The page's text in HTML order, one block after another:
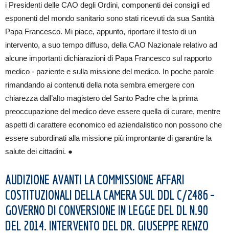
i Presidenti delle CAO degli Ordini, componenti dei consigli ed
esponenti del mondo sanitario sono stati ricevuti da sua Santità
Papa Francesco. Mi piace, appunto, riportare il testo di un
intervento, a suo tempo diffuso, della CAO Nazionale relativo ad
alcune importanti dichiarazioni di Papa Francesco sul rapporto
medico - paziente e sulla missione del medico. In poche parole
rimandando ai contenuti della nota sembra emergere con
chiarezza dall’alto magistero del Santo Padre che la prima
preoccupazione del medico deve essere quella di curare, mentre
aspetti di carattere economico ed aziendalistico non possono che
essere subordinati alla missione più improntante di garantire la
salute dei cittadini. ●
AUDIZIONE AVANTI LA COMMISSIONE AFFARI
COSTITUZIONALI DELLA CAMERA SUL DDL C/2486 –
GOVERNO DI CONVERSIONE IN LEGGE DEL DL N.90
DEL 2014. INTERVENTO DEL DR. GIUSEPPE RENZO